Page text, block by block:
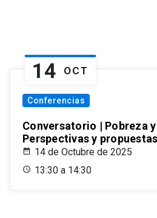
14 OCT
Conferencias
Conversatorio | Pobreza
Perspectivas y
14 de Octubre de 2025
13:30 a 14:30